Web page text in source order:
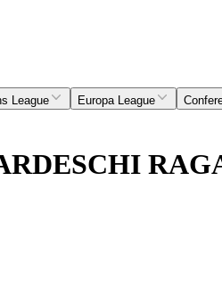
League Europa League